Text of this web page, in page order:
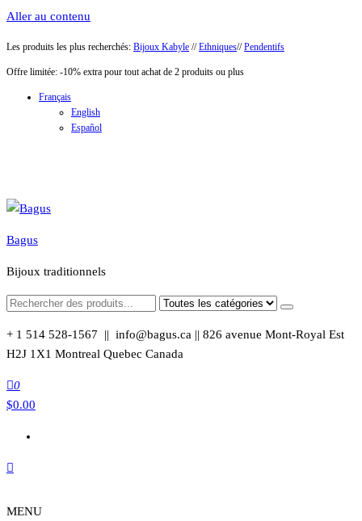
Aller au contenu
Les produits les plus recherchés: Bijoux Kabyle //Ethniques//Pendentifs
Offre limitée: -10% extra pour tout achat de 2 produits ou plus
Français
English
Español
Bagus
Bijoux traditionnels
+ 1 514 528-1567 || info@bagus.ca || 826 avenue Mont-Royal Est
H2J 1X1 Montreal Quebec Canada
0
$0.00
MENU